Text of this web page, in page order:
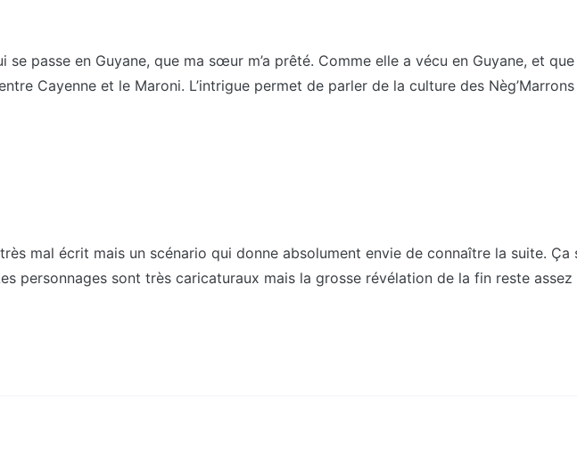
passe en Guyane, que ma sœur m’a prêté. Comme elle a vécu en Guyane, et que
Cayenne et le Maroni. L’intrigue permet de parler de la culture des
mal écrit mais un scénario qui donne absolument envie de connaître la suite. Ça
personnages sont très caricaturaux mais la grosse révélation de la fin reste